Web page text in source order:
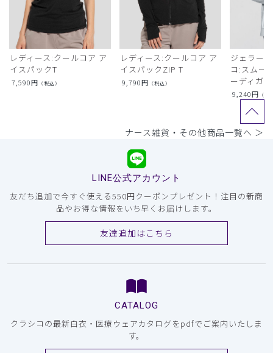
レディース:クールコア ア
イスパックT
7,590円 （税込）
レディース:クールコア ア
イスパックZIP T
9,790円 （税込）
ジェラー
コ:スムー
ーディガン
9,240円 （税
ナース雑貨・その他商品一覧へ ＞
LINE公式アカウント
友だち追加で今すぐ使える550円クーポンプレゼント！注目の新商
品やお得な情報をいち早くお届けします。
友達追加はこちら
CATALOG
クラシコの最新白衣・医療ウェアカタログをpdfでご案内いたしま
す。